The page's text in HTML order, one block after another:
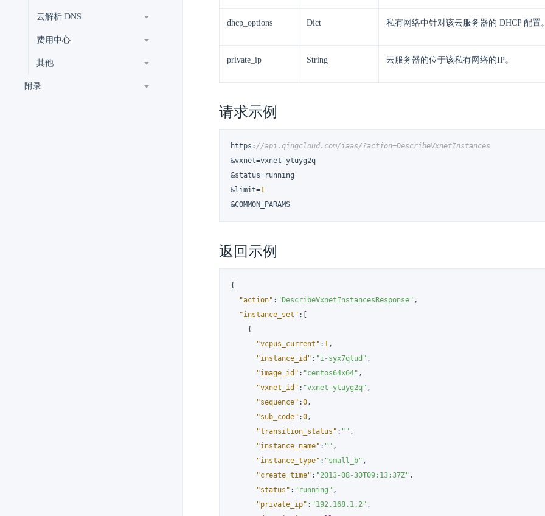
云解析 DNS
费用中心
其他
附录
dhcp_options Dict 私有网络中针对该云服务器的 DHCP 配置
private_ip String 云服务器的位于该私有网络的IP。
请求示例
https : //api.qingcloud.com/iaas/?action=DescribeVxnetInstances
&vxnet=vxnet-ytuyg2q
&status=running
&limit=1
&COMMON_PARAMS
返回示例
{
"action" : "DescribeVxnetInstancesResponse" ,
"instance_set" :
{
"vcpus_current" : 1,
"instance_id" : "i-syx7qtud" ,
"image_id" : "centos64x64" ,
"vxnet_id" : "vxnet-ytuyg2q" ,
"sequence" :0,
"sub_code" :0,
"transition_status" : "" ,
"instance_name" : "" ,
"instance_type" : "small_b" ,
"create_time" : "2013-08-30T09:13:37Z" ,
"status" : "running" ,
"private_ip" : "192.168.1.2" ,